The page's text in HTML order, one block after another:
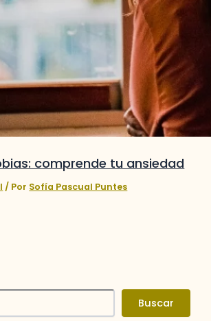
comprende tu ansiedad
/ Por Sofía Pascual Puntes
Buscar